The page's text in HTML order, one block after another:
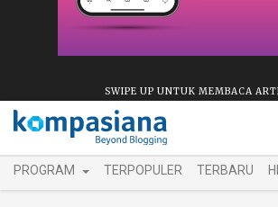
SWIPE UP UNTUK MEMBACA
PROGRAM TERPOPULER TERBARU